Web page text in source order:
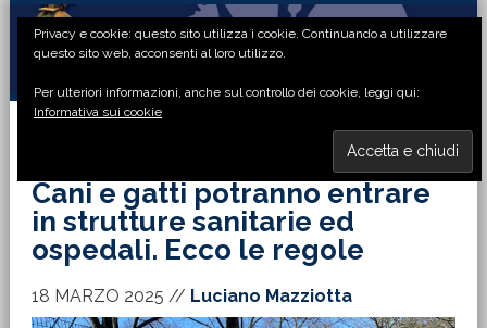
Passa
primaria
Passa
principale
Passa
laterale
Passa
di
Cani e gatti potranno entrare
in strutture sanitarie ed
ospedali. Ecco le regole
18 MARZO 2025 // Luciano Mazziotta
Privacy e cookie: questo sito utilizza i cookie. Continuando a utilizzare
questo sito web, acconsenti al loro utilizzo.
Per ulteriori informazioni, anche sul controllo dei cookie, leggi qui:
Informativa sui cookie